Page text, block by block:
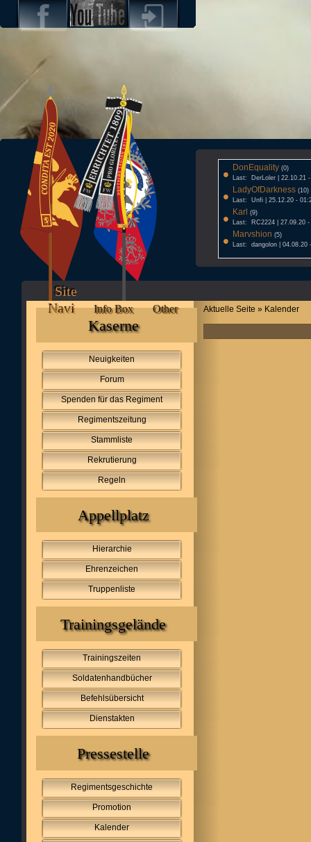
• DonEquality (0)
Last: DerLoler | 22.10.21
• LadyOfDarkness (10)
Last: Unfi | 25.12.20 -
• Karl (9)
Last: RC2224 | 27.09.20 -
• Marvshion (5)
Last: dangolon | 04.08.20
Site
Navi
Info Box Other
Kaserne
Neuigkeiten
Forum
Spenden für das Regiment
Regimentszeitung
Stammliste
Rekrutierung
Regeln
Appellplatz
Hierarchie
Ehrenzeichen
Truppenliste
Trainingsgelände
Trainingszeiten
Soldatenhandbücher
Befehlsübersicht
Dienstakten
Pressestelle
Regimentsgeschichte
Promotion
Kalender
Aktuelle Seite » Kalender